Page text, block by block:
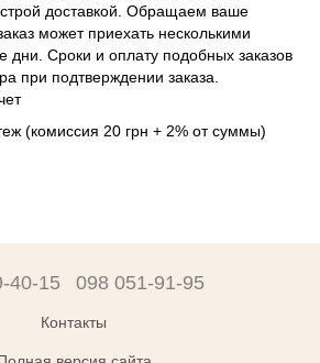
доставкой. Обращаем ваше
может приехать несколькими
дни. Сроки и оплату подобных заказов
при подтверждении заказа.
(комиссия 20 грн + 2% от суммы)
40-15 098 051-91-95
Контакты